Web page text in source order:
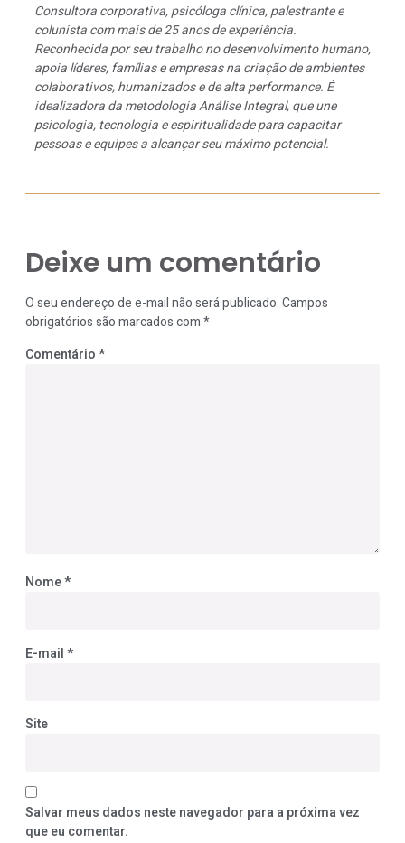
Consultora corporativa, psicóloga clínica, palestrante e
colunista com mais de 25 anos de experiência.
Reconhecida por seu trabalho no desenvolvimento humano,
apoia líderes, famílias e empresas na criação de ambientes
colaborativos, humanizados e de alta performance. É
idealizadora da metodologia Análise Integral, que une
psicologia, tecnologia e espiritualidade para capacitar
pessoas e equipes a alcançar seu máximo potencial.
Deixe um comentário
O seu endereço de e-mail não será publicado.Campos
obrigatórios são marcados com*
Comentário*
Nome*
E-mail*
Site
Salvar meus dados neste navegador para a próxima vez
que eu comentar.